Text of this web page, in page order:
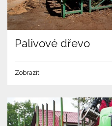
Palivové dřevo
Zobrazit